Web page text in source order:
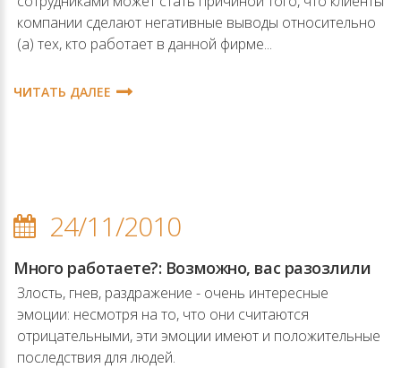
компании сделают негативные выводы относительно
(а) тех, кто работает в данной фирме...
ЧИТАТЬ ДАЛЕЕ
24/11/2010
Много работаете?: Возможно, вас разозлили
Злость, гнев, раздражение - очень интересные
эмоции: несмотря на то, что они считаются
отрицательными, эти эмоции имеют и положительные
последствия для людей.